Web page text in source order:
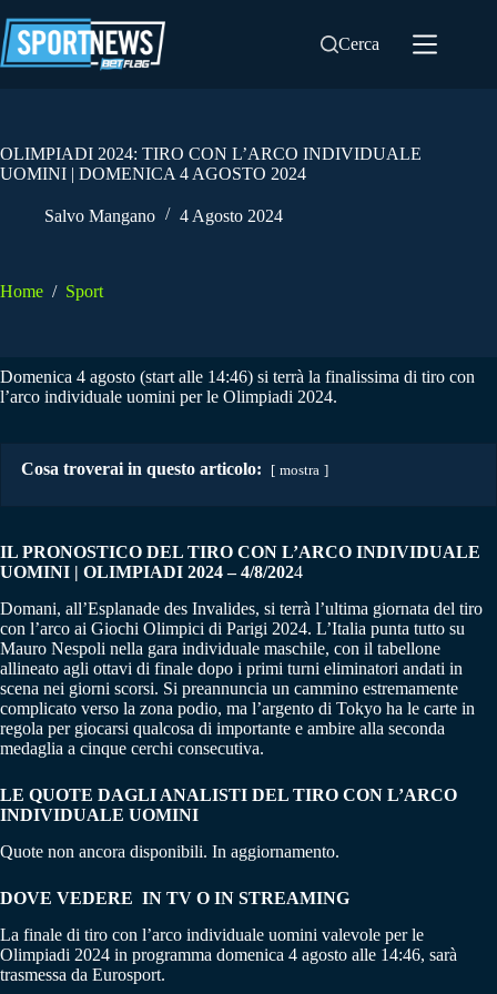
al
contenuto
Cerca
OLIMPIADI 2024: TIRO CON L’ARCO INDIVIDUALE
UOMINI | DOMENICA 4 AGOSTO 2024
Salvo Mangano 4 Agosto 2024
Home / Sport
Domenica 4 agosto (start alle 14:46) si terrà la finalissima di tiro con
l’arco individuale uomini per le Olimpiadi 2024.
Cosa troverai in questo articolo: mostra
IL PRONOSTICO DEL TIRO CON L’ARCO INDIVIDUALE
UOMINI | OLIMPIADI 2024 – 4/8/2024
Domani, all’Esplanade des Invalides, si terrà l’ultima giornata del tiro
con l’arco ai Giochi Olimpici di Parigi 2024. L’Italia punta tutto su
Mauro Nespoli nella gara individuale maschile, con il tabellone
allineato agli ottavi di finale dopo i primi turni eliminatori andati in
scena nei giorni scorsi. Si preannuncia un cammino estremamente
complicato verso la zona podio, ma l’argento di Tokyo ha le carte in
regola per giocarsi qualcosa di importante e ambire alla seconda
medaglia a cinque cerchi consecutiva.
LE QUOTE DAGLI ANALISTI DEL TIRO CON L’ARCO
INDIVIDUALE UOMINI
Quote non ancora disponibili. In aggiornamento.
DOVE VEDERE IN TV O IN STREAMING
La finale di tiro con l’arco individuale uomini valevole per le
Olimpiadi 2024 in programma domenica 4 agosto alle 14:46, sarà
trasmessa da Eurosport.